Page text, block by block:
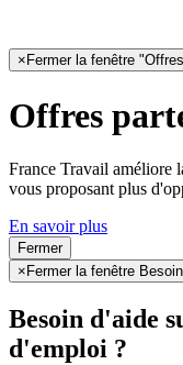
× Fermer la fenêtre
Offres
France Travail améliore
vous proposant plus
En savoir plus
Fermer
× Fermer la fenêtre
Besoin d'aide
d'emploi ?